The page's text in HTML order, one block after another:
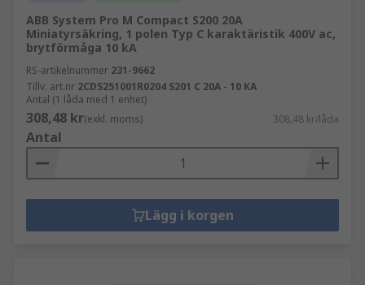
ABB System Pro M Compact S200 20A
Miniatyrsäkring, 1 polen Typ C karaktäristik 400V ac,
brytförmåga 10 kA
RS-artikelnummer 231-9662
Tillv. art.nr 2CDS251001R0204 S201 C 20A - 10 KA
Antal (1 låda med 1 enhet)
308,48 kr(exkl. moms) 308,48 kr/låda
Antal
Lägg i korgen